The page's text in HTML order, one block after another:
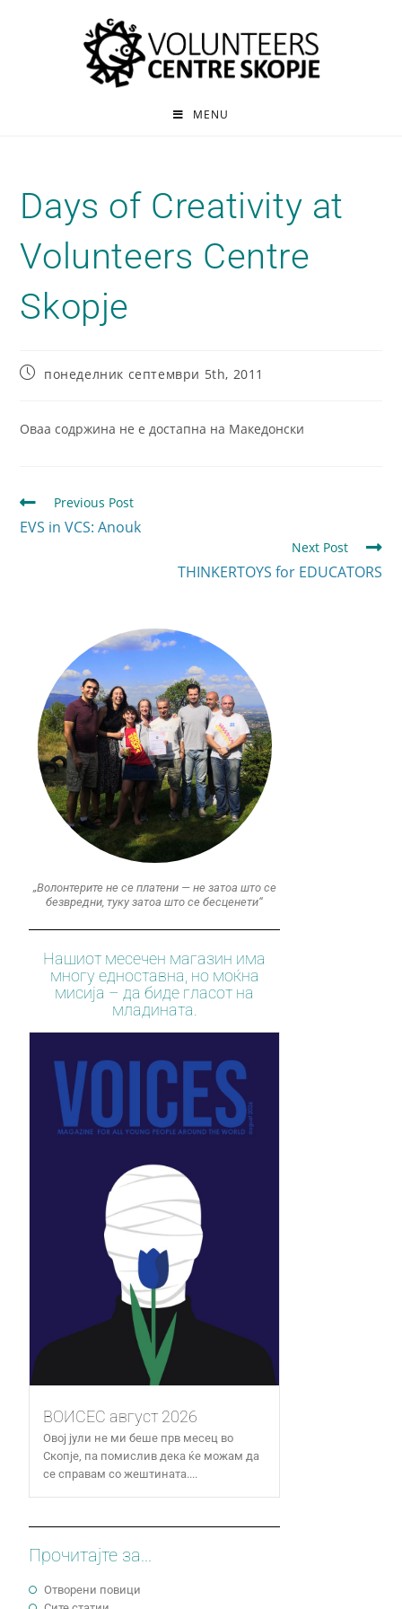
MENU
Days of Creativity at
Volunteers Centre
Skopje
понеделник септември 5th, 2011
Оваа содржина не е достапна на Македонски
Previous Post
EVS in VCS: Anouk
Next Post
THINKERTOYS for EDUCATORS
„Волонтерите не се платени — не затоа што се
безвредни, туку затоа што се бесценети“
Нашиот месечен магазин има
многу едноставна, но моќна
мисија – да биде гласот на
младината.
ВОИСЕС август 2026
Овој јули не ми беше прв месец во
Скопје, па помислив дека ќе можам да
се справам со жештината....
Прочитајте за...
Отворени повици